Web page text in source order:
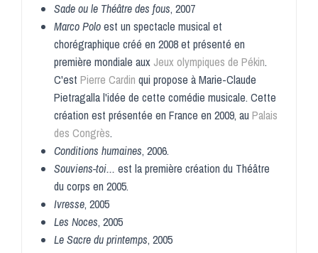
Sade ou le Théâtre des fous, 2007
Marco Poloest un spectacle musical et
chorégraphique créé en 2008 et présenté en
première mondiale auxJeux olympiques de Pékin.
C'est Pierre Cardin qui propose à Marie-Claude
Pietragalla l'idée de cette comédie musicale. Cette
création est présentée en France en 2009, au Palais
des Congrès.
Conditions humaines, 2006.
Souviens-toi... est la première création du Théâtre
du corps en 2005.
Ivresse, 2005
Les Noces, 2005
Le Sacre du printemps, 2005